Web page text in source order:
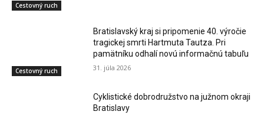
Cestovný ruch
Cestovný ruch
Bratislavský kraj si pripomenie 40. výročie
tragickej smrti Hartmuta Tautza. Pri
pamätníku odhalí novú informačnú tabuľu
31. júla 2026
Cyklistické dobrodružstvo na južnom okraji
Bratislavy